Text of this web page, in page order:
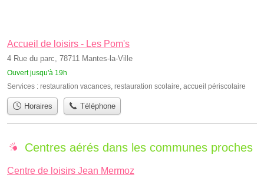
Accueil de loisirs - Les Pom's
4 Rue du parc, 78711 Mantes-la-Ville
Ouvert jusqu'à 19h
Services : restauration vacances, restauration scolaire, accueil périscolaire
Horaires Téléphone
Centres aérés dans les communes proches
Centre de loisirs Jean Mermoz